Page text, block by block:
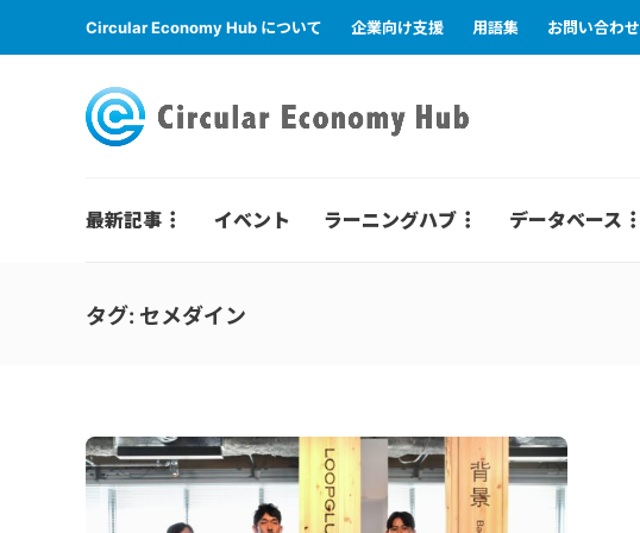
Circular Economy Hub について 企業向け支援 用語集 お問い合わせ
最新記事 イベント ラーニングハブ データベース
タグ: セメダイン